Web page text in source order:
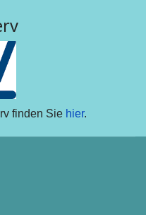
finden Sie hier.